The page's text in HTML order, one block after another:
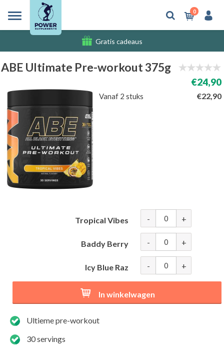
0
Gratis cadeaus
Verzendkosten
ABE Ultimate Pre-workout 375g
€24,90
Vanaf 2 stuks €22,90
Tropical Vibes - +
Baddy Berry - +
Icy Blue Raz - +
In winkelwagen
Ultieme pre-workout
30 servings